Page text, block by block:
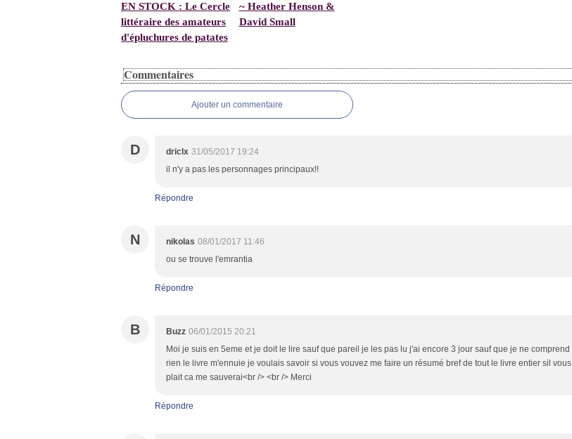
EN STOCK : Le Cercle
littéraire des amateurs
d'épluchures de patates
~ Heather Henson &
David Small
Commentaires
Ajouter un commentaire
D driclx 31/05/2017 19:24
il n'y a pas les personnages principaux!!
Répondre
N nikolas 08/01/2017 11:46
ou se trouve l'emrantia
Répondre
B Buzz 06/01/2015 20:21
Moi je suis en 5eme et je doit le lire sauf que pareil je les pas lu j'ai encore 3 jour sauf que je ne comprend
rien le livre m'ennuie je voulais savoir si vous vouvez me faire un résumé bref de tout le livre entier sil vous
plait ca me sauverai<br /> <br /> Merci
Répondre